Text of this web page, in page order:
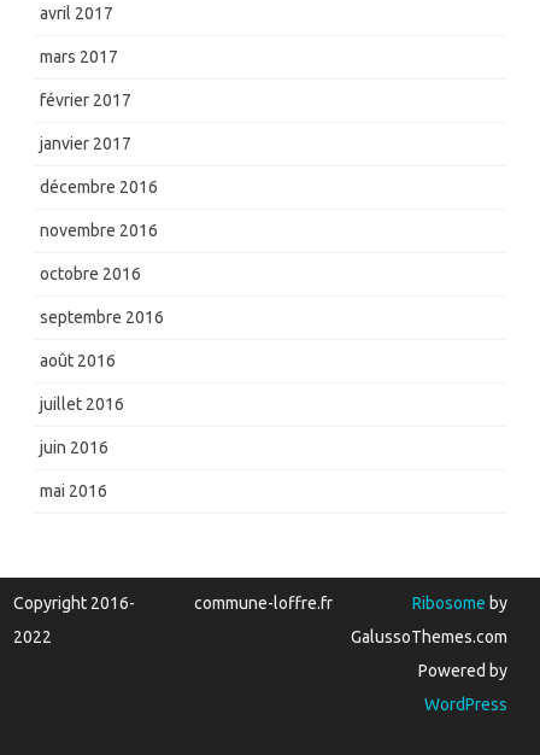
avril 2017
mars 2017
février 2017
janvier 2017
décembre 2016
novembre 2016
octobre 2016
septembre 2016
août 2016
juillet 2016
juin 2016
mai 2016
Copyright 2016-
2022
commune-loffre.fr Ribosome by
GalussoThemes.com
Powered by
WordPress